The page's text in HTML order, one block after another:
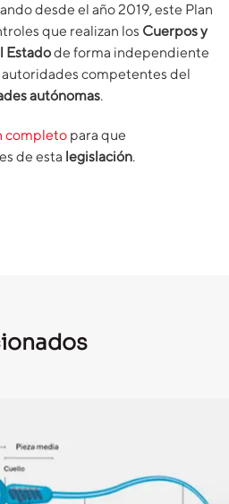
desde el año 2019, este Plan
que realizan los Cuerpos y
Estadode forma independiente
autoridades competentes del
autónomas.
completo para que
de esta legislación.